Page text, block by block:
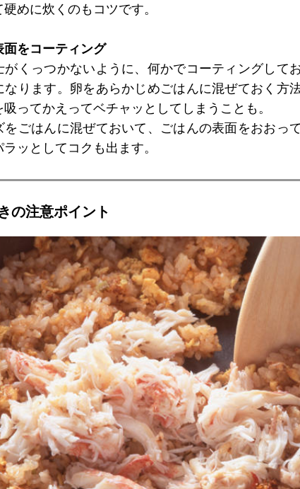
めに炊くのもコツです。
面をコーティング
がくっつかないように、何かでコーティングして
なります。卵をあらかじめごはんに混ぜておく方
ってかえってベチャッとしてしまうことも。
をごはんに混ぜておいて、ごはんの表面をおおっ
ッとしてコクも出ます。
の注意ポイント